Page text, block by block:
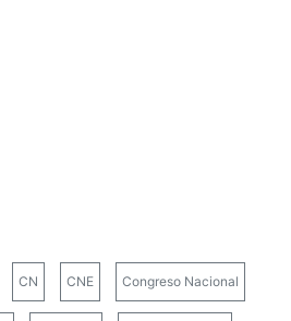
CN CNE Congreso Nacional